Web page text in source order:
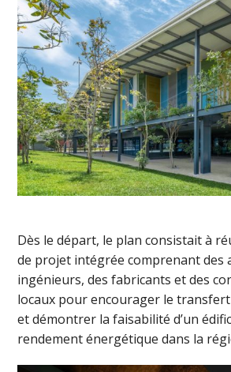
Dès le départ, le plan consistait à
de projet intégrée comprenant des
ingénieurs, des fabricants et des
locaux pour encourager le
et démontrer la faisabilité d’un
rendement énergétique dans la